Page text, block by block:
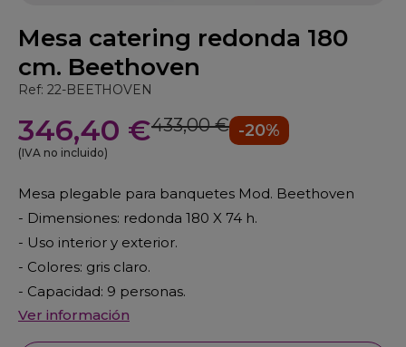
Mesa catering redonda 180
cm. Beethoven
Ref: 22-BEETHOVEN
346,40 €433,00 € -20%
(IVA no incluido)
Mesa plegable para banquetes Mod. Beethoven
- Dimensiones: redonda 180 X 74 h.
- Uso interior y exterior.
- Colores: gris claro.
- Capacidad: 9 personas.
Ver información